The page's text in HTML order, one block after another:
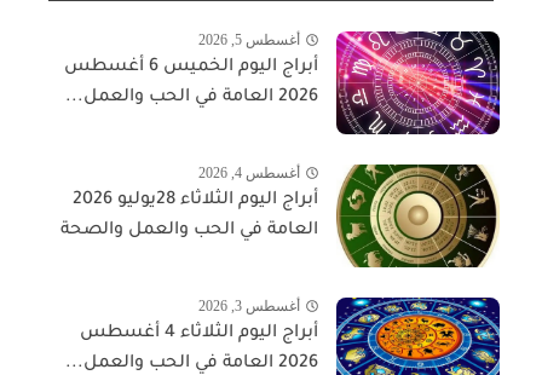
أغسطس 5, 2026
أبراج اليوم الخميس 6 أغسطس
2026 العامة في الحب والعمل...
أغسطس 4, 2026
أبراج اليوم الثلاثاء 28يوليو 2026
العامة في الحب والعمل والصحة
أغسطس 3, 2026
أبراج اليوم الثلاثاء 4 أغسطس
2026 العامة في الحب والعمل...